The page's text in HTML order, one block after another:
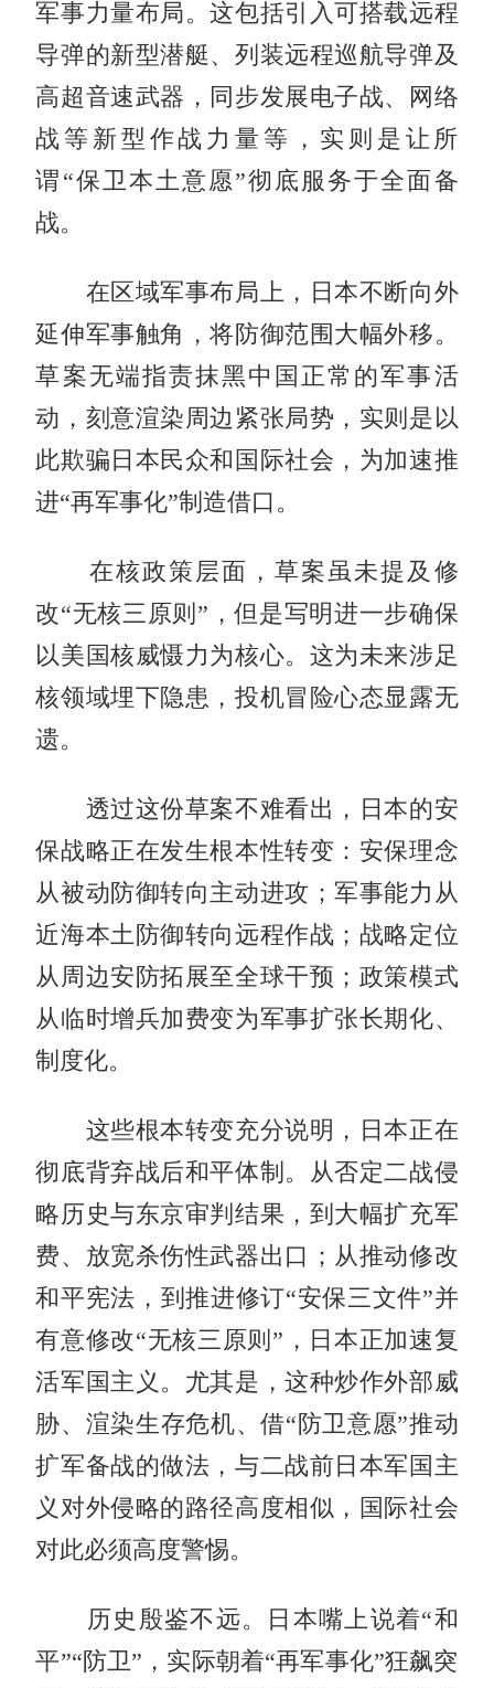
军事力量布局。这包括引入可搭载远程
导弹的新型潜艇、列装远程巡航导弹及
高超音速武器，同步发展电子战、网络
战等新型作战力量等，实则是让所
谓“保卫本土意愿”彻底服务于全面备
战。
在区域军事布局上，日本不断向外
延伸军事触角，将防御范围大幅外移。
草案无端指责抹黑中国正常的军事活
动，刻意渲染周边紧张局势，实则是以
此欺骗日本民众和国际社会，为加速推
进“再军事化”制造借口。
在核政策层面，草案虽未提及修
改“无核三原则”，但是写明进一步确保
以美国核威慑力为核心。这为未来涉足
核领域埋下隐患，投机冒险心态显露无
遗。
透过这份草案不难看出，日本的安
保战略正在发生根本性转变：安保理念
从被动防御转向主动进攻；军事能力从
近海本土防御转向远程作战；战略定位
从周边安防拓展至全球干预；政策模式
从临时增兵加费变为军事扩张长期化、
制度化。
这些根本转变充分说明，日本正在
彻底背弃战后和平体制。从否定二战侵
略历史与东京审判结果，到大幅扩充军
费、放宽杀伤性武器出口；从推动修改
和平宪法，到推进修订“安保三文件”并
有意修改“无核三原则”，日本正加速复
活军国主义。尤其是，这种炒作外部威
胁、渲染生存危机、借“防卫意愿”推动
扩军备战的做法，与二战前日本军国主
义对外侵略的路径高度相似，国际社会
对此必须高度警惕。
历史殷鉴不远。日本嘴上说着“和
平”“防卫”，实际朝着“再军事化”狂飙突